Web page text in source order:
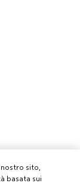
sito,
basata sui